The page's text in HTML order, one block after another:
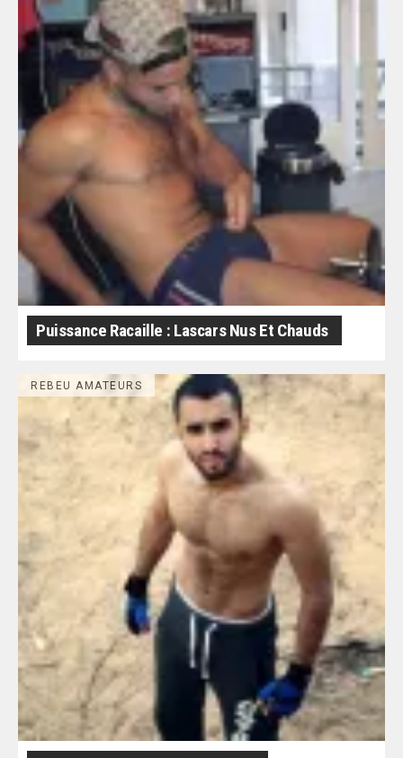
Puissance Racaille : Lascars Nus Et Chauds
REBEU AMATEURS